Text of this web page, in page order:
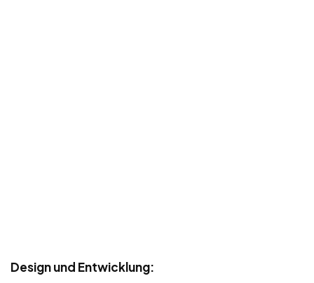
Design und Entwicklung: